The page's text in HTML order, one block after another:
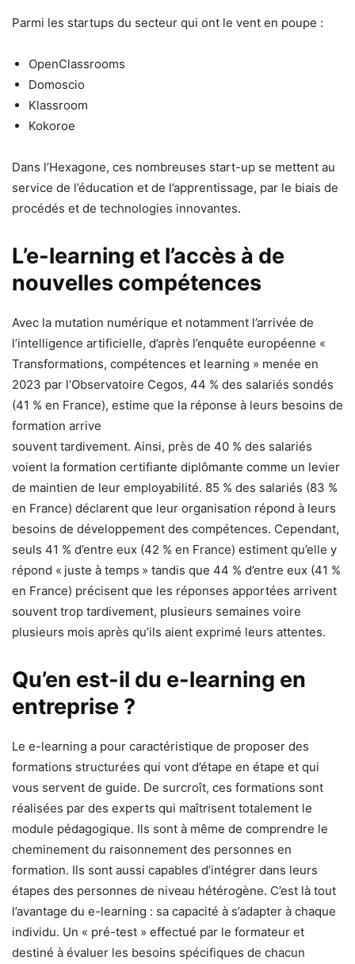
Parmi les startups du secteur qui ont le vent en poupe :
OpenClassrooms
Domoscio
Klassroom
Kokoroe
Dans l’Hexagone, ces nombreuses start-up se mettent au
service de l’éducation et de l’apprentissage, par le biais de
procédés et de technologies innovantes.
L’e-learning et l’accès à de
nouvelles compétences
Avec la mutation numérique et notamment l’arrivée de
l’intelligence artificielle, d’après l’enquête européenne «
Transformations, compétences et learning » menée en
2023 par l’Observatoire Cegos, 44 % des salariés sondés
(41 % en France), estime que la réponse à leurs besoins de
formation arrive
souvent tardivement. Ainsi, près de 40 % des salariés
voient la formation certifiante diplômante comme un levier
de maintien de leur employabilité. 85 % des salariés (83 %
en France) déclarent que leur organisation répond à leurs
besoins de développement des compétences. Cependant,
seuls 41 % d’entre eux (42 % en France) estiment qu’elle y
répond « juste à temps » tandis que 44 % d’entre eux (41 %
en France) précisent que les réponses apportées arrivent
souvent trop tardivement, plusieurs semaines voire
plusieurs mois après qu’ils aient exprimé leurs attentes.
Qu’en est-il du e-learning en
entreprise ?
Le e-learning a pour caractéristique de proposer des
formations structurées qui vont d’étape en étape et qui
vous servent de guide. De surcroît, ces formations sont
réalisées par des experts qui maîtrisent totalement le
module pédagogique. Ils sont à même de comprendre le
cheminement du raisonnement des personnes en
formation. Ils sont aussi capables d’intégrer dans leurs
étapes des personnes de niveau hétérogène. C’est là tout
l’avantage du e-learning : sa capacité à s’adapter à chaque
individu. Un « pré-test » effectué par le formateur et
destiné à évaluer les besoins spécifiques de chacun